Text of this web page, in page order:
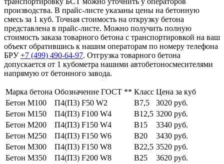
производства. В прайс-листе указаны цены на бетонную
смесь за 1 куб. Точная стоимость на открузку бетона
представлена в прайс-листе. Можно получить полную
стоимость заказа товарного бетона с транспортировкой на ваш
объект обратившись к нашим операторам по номеру телефона
БРУ+7 (499) 490-64-97. Отгрузка товарного бетона
допускается от 1 кубометра нашими автобетоносмесителями
напрямую от бетонного завода.
Марка бетона Обозначение ГОСТ ** Класс Цена за куб
Бетон М100
П4(П3) F50 W2 В7,5
3020 руб.
Бетон М150
П4(П3) F100 W4 В12,5 3200 руб.
Бетон М200
П4(П3) F150 W4 В15
3340 руб.
Бетон М250
П4(П3) F150 W6 В20
3430 руб.
Бетон М300
П4(П3) F150 W8 В22,5 3520 руб.
Бетон М350
П4(П3) F200 W8 В25
3620 руб.